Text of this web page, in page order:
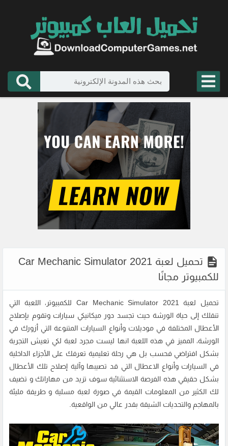
تحميل لعبة Car Mechanic Simulator 2021
للكمبيوتر مجانًا
تحميل لعبة Car Mechanic Simulator 2021 للكمبيوتر، اللعبة التي
تنقلك إلى حياة الورشة حيث تجسد دور ميكانيكي سيارات وتقوم بإصلاح
الأعطال المختلفة في موديلات وأنواع السيارات المتنوعة التي أزورك في
الورشة، المميز في هذه اللعبة انها ليست مجرد لعبة لكي تعيش التجربة
بشكل افتراضي فحسب بل هي رحلة تعليمية تعرفك على الأجزاء الداخلية
في السيارات وأنواع الاعطال التي قد تصيبها وآلية إصلاح تلك الأعطال
بشكل حقيقي هذه الفرصة الاستثنائية سوف تزيد من مهاراتك و تضيف
لك الكثير من المعلومات القيمة في صورة لعبة مسلية و طريفة مليئة
بالمهاجم والتحديات الشيقة بقدر عالي من الواقعية.